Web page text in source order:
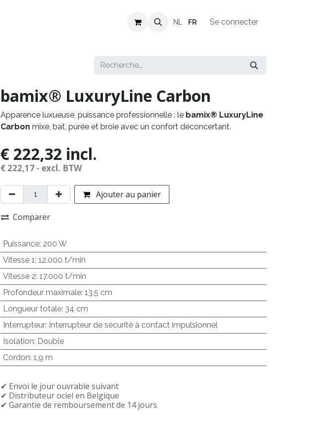
Revendeurs Offres d'emploi
NL FR Se connecter
bamix® LuxuryLine ​Carbon
Apparence luxueuse, puissance professionnelle : le bamix® LuxuryLine
Carbon mixe, bat, purée et broie avec un confort déconcertant.
€ 222,32 incl.
€ 222,17 - excl. BTW
Ajouter au panier
Comparer
Puissance: 200 W
Vitesse 1: 12.000 t/min
Vitesse 2: 17.000 t/min
Profondeur maximale: 13,5 cm
Longueur totale: 34 cm
Interrupteur: Interrupteur de sécurité à contact impulsionnel
Isolation: Double
Cordon: 1,9 m
✔︎ Envoi le jour ouvrable suivant
✔︎ Distributeur officiel en Belgique
✔︎ Garantie de remboursement de 14 jours